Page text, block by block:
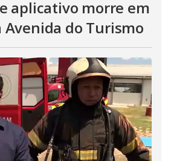
aplicativo morre em
do Turismo